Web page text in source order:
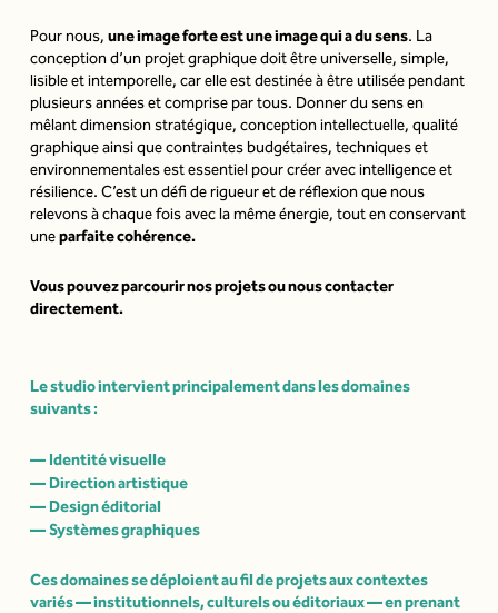
Pour nous,une image forte est une image qui a du sens. La
conception d’un projet graphique doit être universelle, simple,
lisible et intemporelle, car elle est destinée à être utilisée pendant
plusieurs années et comprise par tous. Donner du sens en
mêlant dimension stratégique, conception intellectuelle, qualité
graphique ainsi que contraintes budgétaires, techniques et
environnementales est essentiel pour créer avec intelligence et
résilience. C’est un défi de rigueur et de réflexion que nous
relevons à chaque fois avec la même énergie, tout en conservant
uneparfaite cohérence.
Vous pouvez parcourirnos projetsounous contacter
directement.
Le studio intervient principalement dans les domaines
suivants :
Identité visuelle
Direction artistique
Design éditorial
Systèmes graphiques
Ces domaines se déploient au fil de projets aux contextes
variés — institutionnels, culturels ou éditoriaux — en prenant